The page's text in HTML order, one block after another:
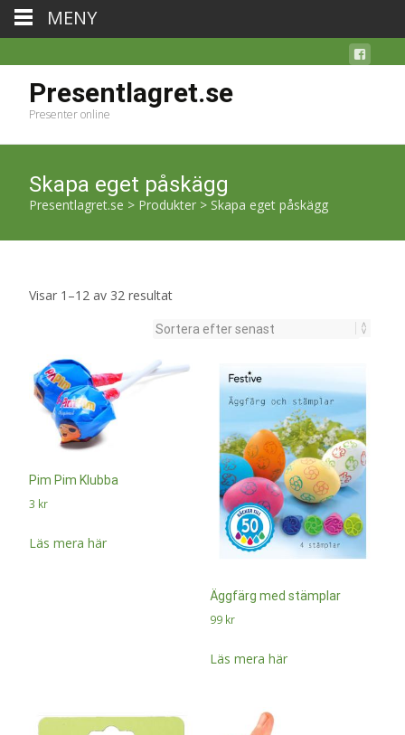
Presentlagret.se
Presenter online
Skapa eget påskägg
Presentlagret.se > Produkter > Skapa eget påskägg
Visar 1–12 av 32 resultatSortera
senaste
Pim Pim Klubba
3 kr
Läs mera här
Äggfärg med stämplar
99 kr
Läs mera här
MENY